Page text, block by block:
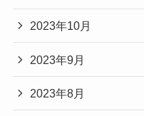
2023年10月
2023年9月
2023年8月